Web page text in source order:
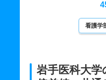
看護学
岩手医科大